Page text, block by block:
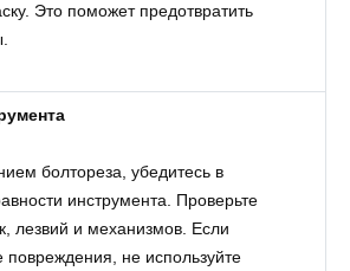
Это поможет предотвратить
болтореза, убедитесь в
инструмента. Проверьте
лезвий и механизмов. Если
не используйте